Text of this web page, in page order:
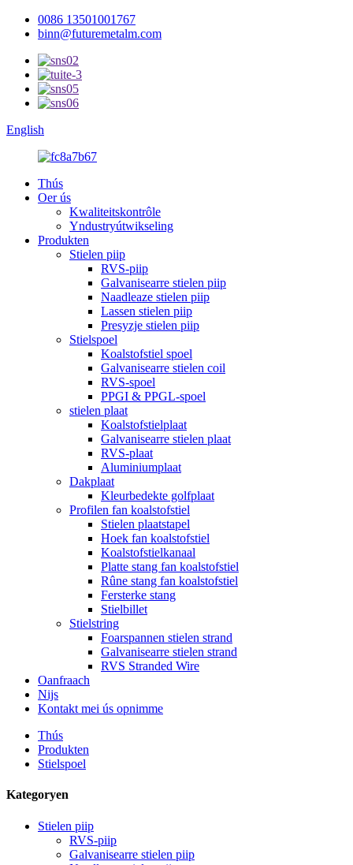
0086 13501001767
binn@futuremetalm.com
English
Thús
Oer ús
Kwaliteitskontrôle
Yndustryútwikseling
Produkten
Stielen piip
RVS-piip
Galvanisearre stielen piip
Naadleaze stielen piip
Lassen stielen piip
Presyzje stielen piip
Stielspoel
Koalstofstiel spoel
Galvanisearre stielen coil
RVS-spoel
PPGI & PPGL-spoel
stielen plaat
Koalstofstielplaat
Galvanisearre stielen plaat
RVS-plaat
Aluminiumplaat
Dakplaat
Kleurbedekte golfplaat
Profilen fan koalstofstiel
Stielen plaatstapel
Hoek fan koalstofstiel
Koalstofstielkanaal
Platte stang fan koalstofstiel
Rûne stang fan koalstofstiel
Fersterke stang
Stielbillet
Stielstring
Foarspannen stielen strand
Galvanisearre stielen strand
RVS Stranded Wire
Oanfraach
Nijs
Kontakt mei ús opnimme
Thús
Produkten
Stielspoel
Kategoryen
Stielen piip
RVS-piip
Galvanisearre stielen piip